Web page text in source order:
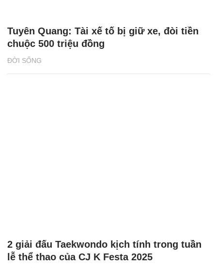
ĐỜI SỐNG
Tuyên Quang: Tài xế tố bị giữ xe, đòi tiền
chuộc 500 triệu đồng
2 giải đấu Taekwondo kịch tính trong tuần
lễ thể thao của CJ K Festa 2025